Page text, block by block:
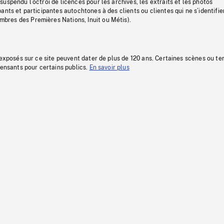
l’octroi de licences pour les archives, les extraits et les photos
et participantes autochtones à des clients ou clientes qui ne
des Premières Nations, Inuit ou Métis).
sur ce site peuvent dater de plus de 120 ans. Certaines scènes ou
pour certains publics.
En savoir plus